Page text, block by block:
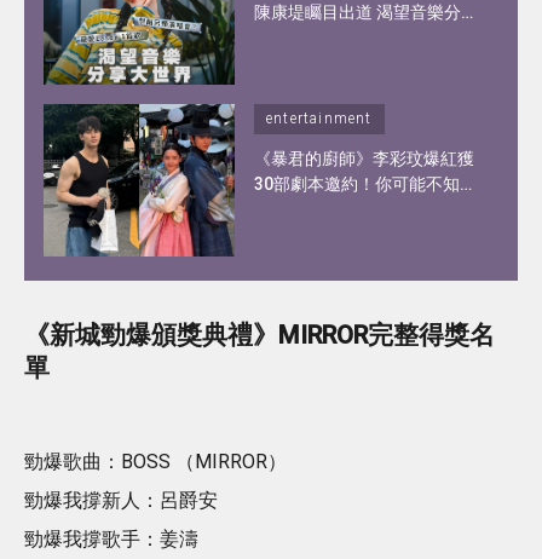
陳康堤矚目出道 渴望音樂分享
entertainment
《暴君的廚師》李彩玟爆紅獲
30部劇本邀約！你可能不知道
《新城勁爆頒獎典禮》MIRROR完整得獎名
單
勁爆歌曲：BOSS （MIRROR）
勁爆我撐新人：呂爵安
勁爆我撐歌手：姜濤